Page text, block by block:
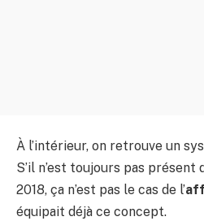
À l’intérieur, on retrouve un
S’il n’est toujours pas présent
2018, ça n’est pas le cas de l’
équipait déjà ce concept.